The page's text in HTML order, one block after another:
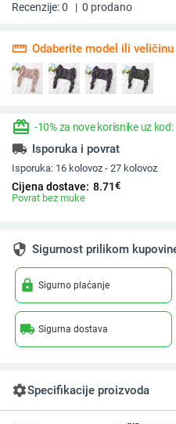
Recenzije:0 | 0 prodano
straighten Odaberite model ili veličinu
redeem -10% za nove korisnike uz kod:
local_shipping Isporuka i povrat
Isporuka: 16 kolovoz - 27 kolovoz
Cijena dostave: 8.71€
Povrat bez muke
security Sigurnost prilikom
lock Sigurno plaćanje
local_shipping Sigurna dostava
settingsSpecifikacije proizvoda